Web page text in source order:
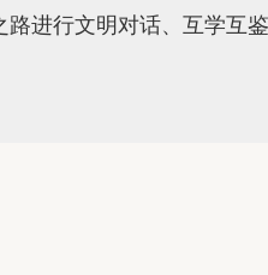
进行文明对话、互学互